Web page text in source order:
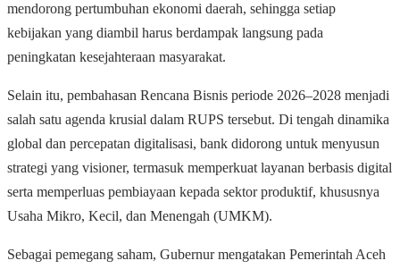
mendorong pertumbuhan ekonomi daerah, sehingga setiap
kebijakan yang diambil harus berdampak langsung pada
peningkatan kesejahteraan masyarakat.
Selain itu, pembahasan Rencana Bisnis periode 2026–2028 menjadi
salah satu agenda krusial dalam RUPS tersebut. Di tengah dinamika
global dan percepatan digitalisasi, bank didorong untuk menyusun
strategi yang visioner, termasuk memperkuat layanan berbasis digital
serta memperluas pembiayaan kepada sektor produktif, khususnya
Usaha Mikro, Kecil, dan Menengah (UMKM).
Sebagai pemegang saham, Gubernur mengatakan Pemerintah Aceh